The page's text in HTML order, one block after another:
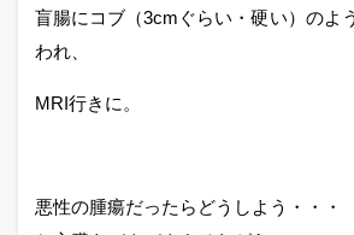
盲腸にコブ（3cmぐらい・硬い）のよ
われ、
MRI行きに。
悪性の腫瘍だったらどうしよう・・・